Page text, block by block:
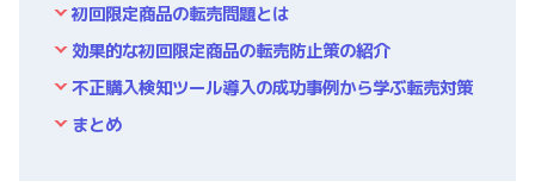
初回限定商品の転売問題とは
効果的な初回限定商品の転売防止策の紹介
不正購入検知ツール導入の成功事例から学ぶ転売対策
まとめ